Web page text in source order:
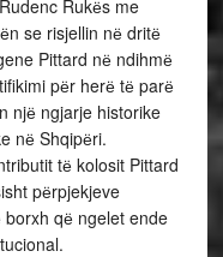
Rukёs me
se risjellin nё dritё
Pittard nё ndihmё
pёr herё tё parё
njё ngjarje historike
nё Shqipёri.
tё kolosit Pittard
pёrpjekjeve
qё ngelet ende